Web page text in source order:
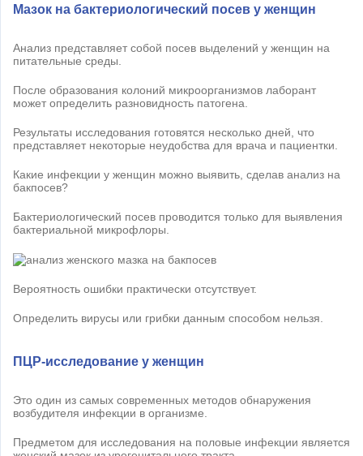
Мазок на бактериологический посев у женщин
Анализ представляет собой посев выделений у женщин на
питательные среды.
После образования колоний микроорганизмов лаборант
может определить разновидность патогена.
Результаты исследования готовятся несколько дней, что
представляет некоторые неудобства для врача и пациентки.
Какие инфекции у женщин можно выявить, сделав анализ на
бакпосев?
Бактериологический посев проводится только для выявления
бактериальной микрофлоры.
Вероятность ошибки практически отсутствует.
Определить вирусы или грибки данным способом нельзя.
ПЦР-исследование у женщин
Это один из самых современных методов обнаружения
возбудителя инфекции в организме.
Предметом для исследования на половые инфекции является